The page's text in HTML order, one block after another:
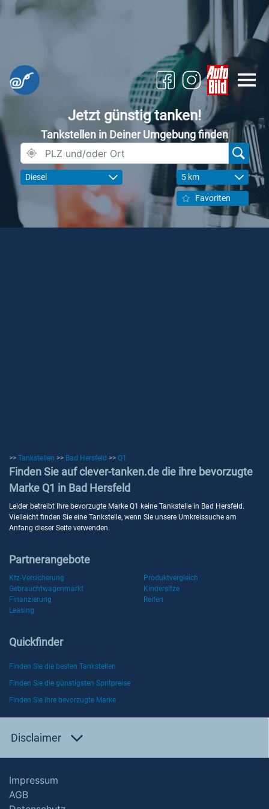
Jetzt günstig tanken!
Tankstellen in Deiner Umgebung finden
Diesel 5 km
Favoriten
>> Tankstellen >> Bad Hersfeld >> Q1
Finden Sie auf clever-tanken.de die ihre bevorzugte
Marke Q1 in Bad Hersfeld
Leider betreibt Ihre bevorzugte Marke Q1 keine Tankstelle in Bad Hersfeld.
Vielleicht finden Sie eine Tankstelle, wenn Sie unsere Umkreissuche am
Anfang dieser Seite verwenden.
Partnerangebote
Kfz-Versicherung
Produktvergleich
Gebrauchtwagenmarkt
Kindersitze
Finanzierung
Reifen
Leasing
Quickfinder
Finden Sie die besten Tankstellen
Finden Sie die günstigsten Spritpreise
Finden Sie Ihre bevorzugte Marke
Disclaimer
Impressum
AGB